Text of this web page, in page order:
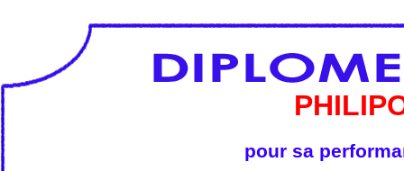
pour sa